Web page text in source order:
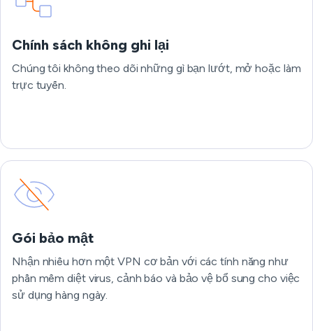
Chính sách không ghi lại
Chúng tôi không theo dõi những gì bạn lướt, mở hoặc làm
trực tuyến.
Gói bảo mật
Nhận nhiều hơn một VPN cơ bản với các tính năng như
phần mềm diệt virus, cảnh báo và bảo vệ bổ sung cho việc
sử dụng hàng ngày.